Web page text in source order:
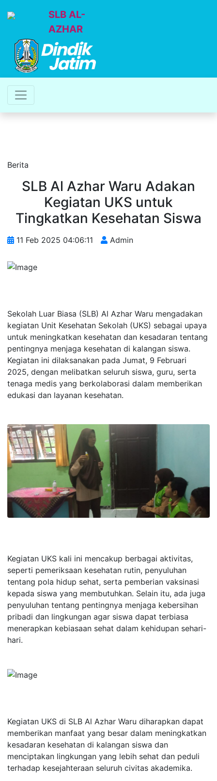
SLB AL-
AZHAR
Berita
SLB Al Azhar Waru Adakan
Kegiatan UKS untuk
Tingkatkan Kesehatan Siswa
11 Feb 2025 04:06:11 Admin
Sekolah Luar Biasa (SLB) Al Azhar Waru mengadakan
kegiatan Unit Kesehatan Sekolah (UKS) sebagai upaya
untuk meningkatkan kesehatan dan kesadaran tentang
pentingnya menjaga kesehatan di kalangan siswa.
Kegiatan ini dilaksanakan pada Jumat, 9 Februari
2025, dengan melibatkan seluruh siswa, guru, serta
tenaga medis yang berkolaborasi dalam memberikan
edukasi dan layanan kesehatan.
Kegiatan UKS kali ini mencakup berbagai aktivitas,
seperti pemeriksaan kesehatan rutin, penyuluhan
tentang pola hidup sehat, serta pemberian vaksinasi
kepada siswa yang membutuhkan. Selain itu, ada juga
penyuluhan tentang pentingnya menjaga kebersihan
pribadi dan lingkungan agar siswa dapat terbiasa
menerapkan kebiasaan sehat dalam kehidupan sehari-
hari.
Kegiatan UKS di SLB Al Azhar Waru diharapkan dapat
memberikan manfaat yang besar dalam meningkatkan
kesadaran kesehatan di kalangan siswa dan
menciptakan lingkungan yang lebih sehat dan peduli
terhadap kesejahteraan seluruh civitas akademika.